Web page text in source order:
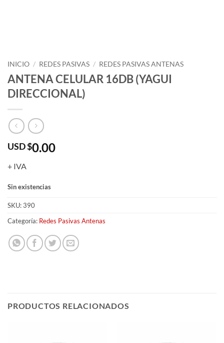
INICIO / REDES PASIVAS / REDES PASIVAS ANTENAS
ANTENA CELULAR 16DB (YAGUI
DIRECCIONAL)
USD $0.00
+ IVA
Sin existencias
SKU:390
Categoría: Redes Pasivas Antenas
PRODUCTOS RELACIONADOS